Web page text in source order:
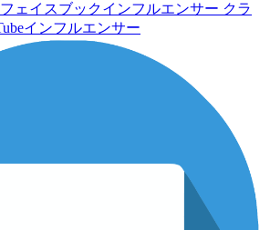
ェイスブックインフルエンサー クラ
インフルエンサー